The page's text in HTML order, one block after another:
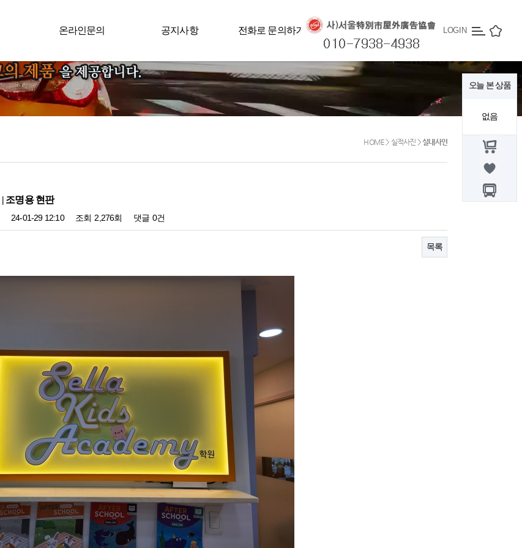
오늘 본 상품
없음
온라인문의 공지사항 전화로 문의하기 LOGIN
외부사인
실내사인
온라인문의 공지사항
HOME > 실적사진 >실내사인
조명용 현판
24-01-29 12:10 조회 2,276회 댓글 0건
목록